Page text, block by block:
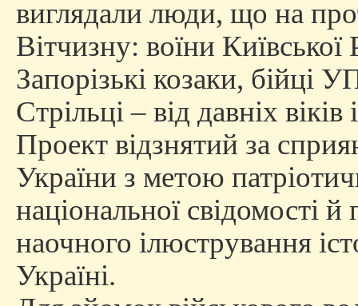
виглядали люди, що на
Вітчизну: воїни
Запорізькі козаки, бійці
Стрільці – від давніх
Проект відзнятий за
України з метою
національної свідомості й
наочного ілюстрування
Україні.